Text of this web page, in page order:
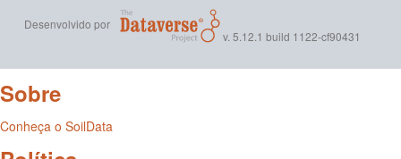
Desenvolvido por
v. 5.12.1 build 1122-cf90431
Sobre
Conheça o SoilData